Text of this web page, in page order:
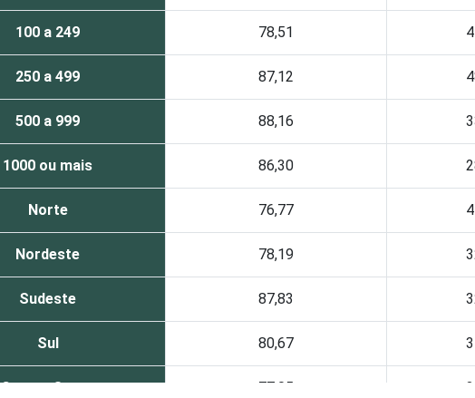
100 a 249 78,51
250 a 499 87,12
500 a 999 88,16
1000 ou mais 86,30
Norte 76,77
Nordeste 78,19
Sudeste 87,83
Sul 80,67
Centro Oeste 77,05